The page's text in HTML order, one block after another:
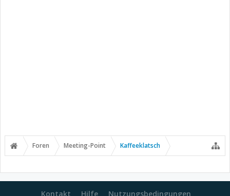
Foren Meeting-Point Kaffeeklatsch
Kontakt Hilfe Nutzungsbedingungen